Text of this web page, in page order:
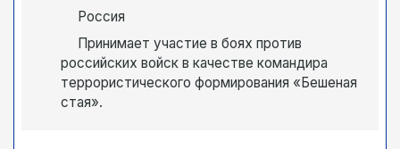
Россия
Принимает участие в боях против
российских войск в качестве командира
террористического формирования «Бешеная
стая».